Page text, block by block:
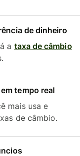
de dinheiro
a taxa de câmbio
tempo real
mais usa e
de câmbio.